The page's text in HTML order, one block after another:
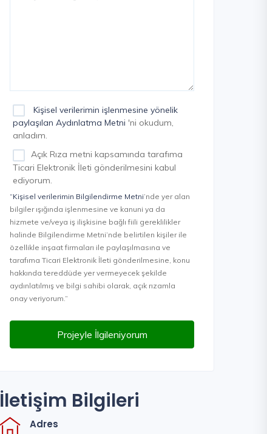
Kişisel verilerimin işlenmesine yönelik
paylaşılan Aydınlatma Metni 'ni okudum,
anladım.
Açık Rıza metni kapsamında tarafıma
Ticari Elektronik İleti gönderilmesini kabul
ediyorum.
“Kişisel verilerimin Bilgilendirme Metni’nde yer alan
bilgiler ışığında işlenmesine ve kanuni ya da
hizmete ve/veya iş ilişkisine bağlı fiili gereklilikler
halinde Bilgilendirme Metni’nde belirtilen kişiler ile
özellikle inşaat firmaları ile paylaşılmasına ve
tarafıma Ticari Elektronik İleti gönderilmesine, konu
hakkında tereddüde yer vermeyecek şekilde
aydınlatılmış ve bilgi sahibi olarak, açık rızamla
onay veriyorum.”
Projeyle İlgileniyorum
İletişim Bilgileri
Adres